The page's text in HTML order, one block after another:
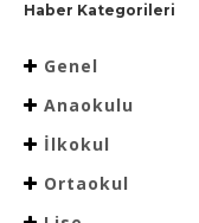
Haber Kategorileri
Genel
Anaokulu
İlkokul
Ortaokul